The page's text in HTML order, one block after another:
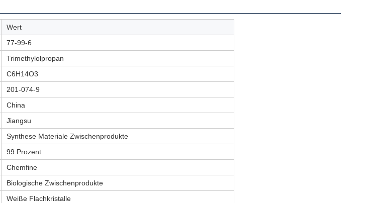
Wert
77-99-6
Trimethylolpropan
C6H14O3
201-074-9
China
Jiangsu
Synthese Materiale Zwischenprodukte
99 Prozent
Chemfine
Biologische Zwischenprodukte
Weiße Flachkristalle